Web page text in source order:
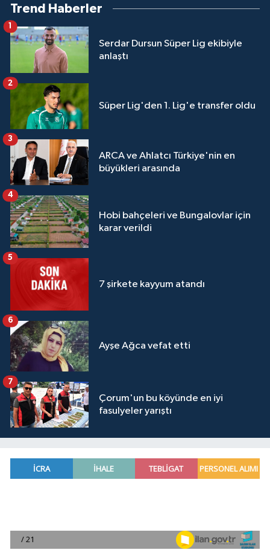
Trend Haberler
Serdar Dursun Süper Lig ekibiyle
anlaştı
Süper Lig'den 1. Lig'e transfer oldu
2
ARCA ve Ahlatcı Türkiye'nin en
büyükleri arasında
3
Hobi bahçeleri ve Bungalovlar için
karar verildi
4
7 şirkete kayyum atandı
5
Ayşe Ağca vefat etti
6
Çorum'un bu köyünde en iyi
fasulyeler yarıştı
7